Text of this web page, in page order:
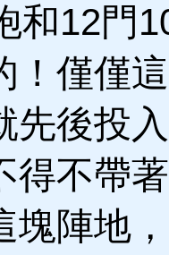
和12門
！僅僅
先後投
得不帶
塊陣地